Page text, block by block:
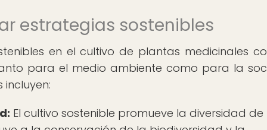
estrategias sostenibles
en el cultivo de plantas medicinales
para el medio ambiente como para la
incluyen:
El cultivo sostenible promueve la diversidad de